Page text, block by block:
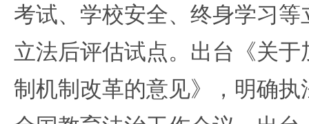
考试、学校安全、终身学习
立法后评估试点。出台《关
制机制改革的意见》，明确